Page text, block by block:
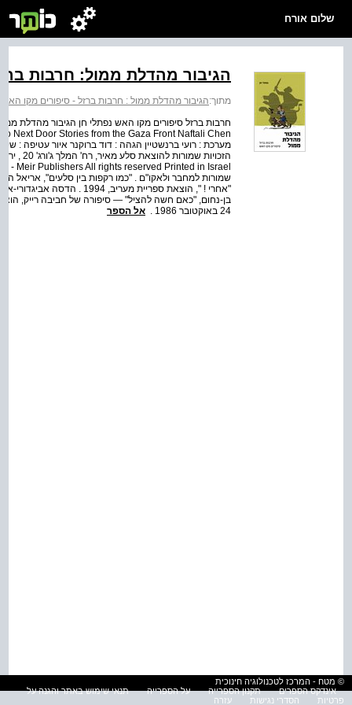
שלום אורח
הגיבור מהדלת ממול: חרבות
מתוך:הגיבור מהדלת ממול : חרבות ברזל - סיפורים מקו האש
חרבות ברזל סיפורים מקו האש נפתלי חן הגיבור מהדלת
מערכת : רועי ברנשטיין הגהה : דוד ברוקנר איור עטיפה : שי
24 באוקטובר 1986 . אל הספר
© מטח - המרכז לטכנולוגיה חינוכית
אינדקס הספרים
תקנון הספרייה על הספרייה
תנאי שימוש באתר והגנה על
פרטיות
הסדרי נגישות עזרה